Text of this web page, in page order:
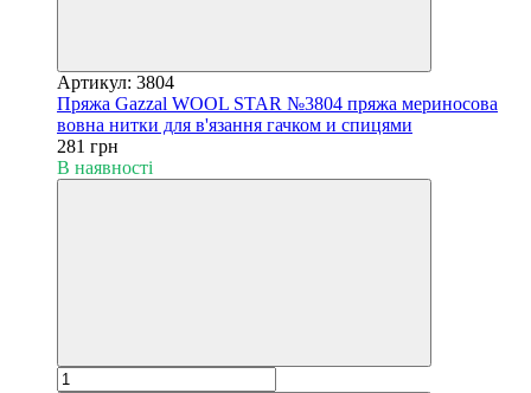
Артикул: 3804
Пряжа Gazzal WOOL STAR №3804 пряжа мериносова
вовна нитки для в'язання гачком и спицями
281 грн
В наявності